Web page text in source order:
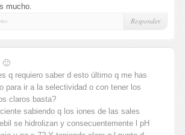
mucho.
Responder
🙂
q requiero saber d esto último q me has
para ir a la selectividad o con tener los
claros basta?
sabiendo q los iones de las sales
se hidrolizan y consecuentemente l pH